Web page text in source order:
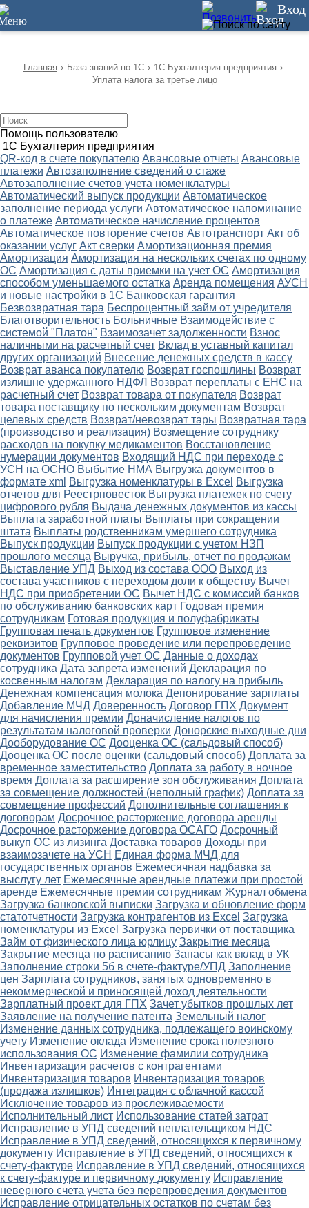
12 Вход
Главная › База знаний по 1С › 1С Бухгалтерия предприятия ›
Уплата налога за третье лицо
Помощь пользователю
1С Бухгалтерия предприятия
QR-код в счете покупателю Авансовые отчеты Авансовые
платежи Автозаполнение сведений о стаже
Автозаполнение счетов учета номенклатуры
Автоматический выпуск продукции Автоматическое
заполнение периода услуги Автоматическое напоминание
о платеже Автоматическое начисление процентов
Автоматическое повторение счетов Автотранспорт Акт об
оказании услуг Акт сверки Амортизационная премия
Амортизация Амортизация на нескольких счетах по одному
ОС Амортизация с даты приемки на учет ОС Амортизация
способом уменьшаемого остатка Аренда помещения АУСН
и новые настройки в 1С Банковская гарантия
Безвозвратная тара Беспроцентный займ от учредителя
Благотворительность Больничные Взаимодействие с
системой "Платон" Взаимозачет задолженности Взнос
наличными на расчетный счет Вклад в уставный капитал
других организаций Внесение денежных средств в кассу
Возврат аванса покупателю Возврат госпошлины Возврат
излишне удержанного НДФЛ Возврат переплаты с ЕНС на
расчетный счет Возврат товара от покупателя Возврат
товара поставщику по нескольким документам Возврат
целевых средств Возврат/невозврат тары Возвратная тара
(производство и реализация) Возмещение сотруднику
расходов на покупку медикаментов Восстановление
нумерации документов Входящий НДС при переходе с
УСН на ОСНО Выбытие НМА Выгрузка документов в
формате xml Выгрузка номенклатуры в Excel Выгрузка
отчетов для Реестрповесток Выгрузка платежек по счету
цифрового рубля Выдача денежных документов из кассы
Выплата заработной платы Выплаты при сокращении
штата Выплаты родственникам умершего сотрудника
Выпуск продукции Выпуск продукции с учетом НЗП
прошлого месяца Выручка, прибыль, отчет по продажам
Выставление УПД Выход из состава ООО Выход из
состава участников с переходом доли к обществу Вычет
НДС при приобретении ОС Вычет НДС с комиссий банков
по обслуживанию банковских карт Годовая премия
сотрудникам Готовая продукция и полуфабрикаты
Групповая печать документов Групповое изменение
реквизитов Групповое проведение или перепроведение
документов Групповой учет ОС Данные о доходах
сотрудника Дата запрета изменений Декларация по
косвенным налогам Декларация по налогу на прибыль
Денежная компенсация молока Депонирование зарплаты
Добавление МЧД Доверенность Договор ГПХ Документ
для начисления премии Доначисление налогов по
результатам налоговой проверки Донорские выходные дни
Дооборудование ОС Дооценка ОС (сальдовый способ)
Дооценка ОС после оценки (сальдовый способ) Доплата за
временное заместительство Доплата за работу в ночное
время Доплата за расширение зон обслуживания Доплата
за совмещение должностей (неполный график) Доплата за
совмещение профессий Дополнительные соглашения к
договорам Досрочное расторжение договора аренды
Досрочное расторжение договора ОСАГО Досрочный
выкуп ОС из лизинга Доставка товаров Доходы при
взаимозачете на УСН Единая форма МЧД для
государственных органов Ежемесячная надбавка за
выслугу лет Ежемесячные арендные платежи при простой
аренде Ежемесячные премии сотрудникам Журнал обмена
Загрузка банковской выписки Загрузка и обновление форм
статотчетности Загрузка контрагентов из Excel Загрузка
номенклатуры из Excel Загрузка первички от поставщика
Займ от физического лица юрлицу Закрытие месяца
Закрытие месяца по расписанию Запасы как вклад в УК
Заполнение строки 5б в счете-фактуре/УПД Заполнение
цен Зарплата сотрудников, занятых одновременно в
некоммерческой и приносящей доход деятельности
Зарплатный проект для ГПХ Зачет убытков прошлых лет
Заявление на получение патента Земельный налог
Изменение данных сотрудника, подлежащего воинскому
учету Изменение оклада Изменение срока полезного
использования ОС Изменение фамилии сотрудника
Инвентаризация расчетов с контрагентами
Инвентаризация товаров Инвентаризация товаров
(продажа излишков) Интеграция с облачной кассой
Исключение товаров из прослеживаемости
Исполнительный лист Использование статей затрат
Исправление в УПД сведений неплательщиком НДС
Исправление в УПД сведений, относящихся к первичному
документу Исправление в УПД сведений, относящихся к
счету-фактуре Исправление в УПД сведений, относящихся
к счету-фактуре и первичному документу Исправление
неверного счета учета без перепроведения документов
Исправление отрицательных остатков по счетам без